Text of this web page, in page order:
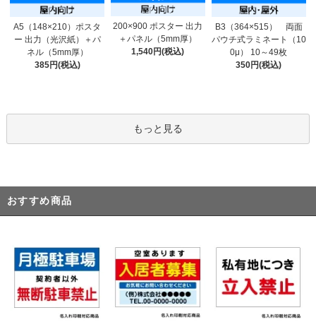
A5（148×210）ポスタ
ー 出力（光沢紙）＋パ
ネル（5mm厚）
385円(税込)
200×900 ポスター 出力
＋パネル（5mm厚）
1,540円(税込)
B3（364×515） 両面
パウチ式ラミネート（10
0μ） 10～49枚
350円(税込)
もっと見る
おすすめ商品